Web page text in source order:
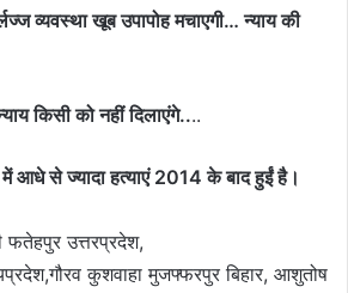
व्यवस्था खूब उपापोह मचाएगी… न्याय की
किसी को नहीं दिलाएंगे....
आधे से ज्यादा हत्याएं 2014 के बाद हुईं है।
फतेहपुर उत्तरप्रदेश,
कुशवाहा मुजफ्फरपुर बिहार, आशुतोष